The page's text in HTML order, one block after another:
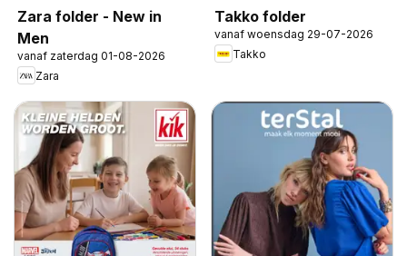
Zara folder - New in
Men
vanaf zaterdag 01-08-2026
Zara
Takko folder
vanaf woensdag 29-07-2026
Takko